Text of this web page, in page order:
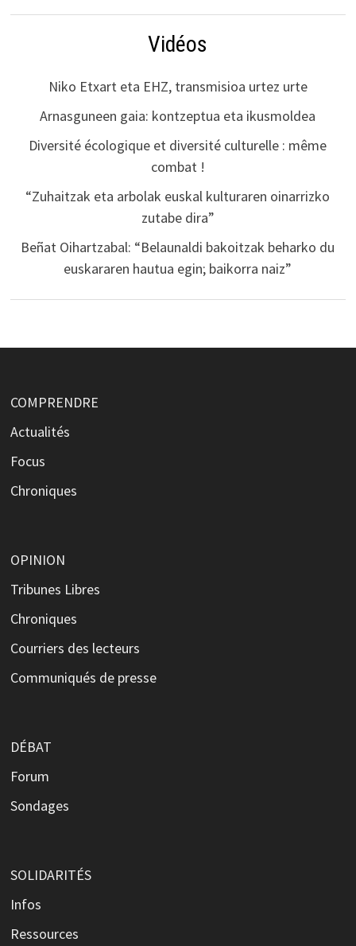
Vidéos
Niko Etxart eta EHZ, transmisioa urtez urte
Arnasguneen gaia: kontzeptua eta ikusmoldea
Diversité écologique et diversité culturelle : même
combat !
“Zuhaitzak eta arbolak euskal kulturaren oinarrizko
zutabe dira”
Beñat Oihartzabal: “Belaunaldi bakoitzak beharko du
euskararen hautua egin; baikorra naiz”
COMPRENDRE
Actualités
Focus
Chroniques
OPINION
Tribunes Libres
Chroniques
Courriers des lecteurs
Communiqués de presse
DÉBAT
Forum
Sondages
SOLIDARITÉS
Infos
Ressources